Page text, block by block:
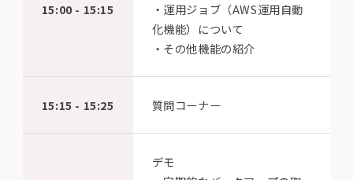
15:00 - 15:15
・運用ジョブ（AWS運用自動
化機能）について
・その他機能の紹介
15:15 - 15:25 質問コーナー
デモ